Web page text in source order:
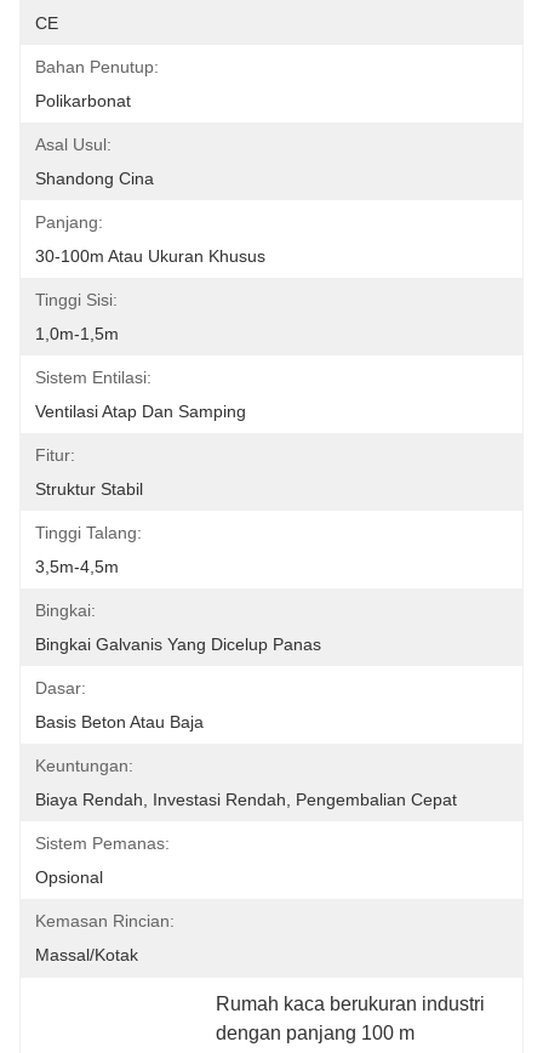
CE
Bahan Penutup:
Polikarbonat
Asal Usul:
Shandong Cina
Panjang:
30-100m Atau Ukuran Khusus
Tinggi Sisi:
1,0m-1,5m
Sistem Entilasi:
Ventilasi Atap Dan Samping
Fitur:
Struktur Stabil
Tinggi Talang:
3,5m-4,5m
Bingkai:
Bingkai Galvanis Yang Dicelup Panas
Dasar:
Basis Beton Atau Baja
Keuntungan:
Biaya Rendah, Investasi Rendah, Pengembalian Cepat
Sistem Pemanas:
Opsional
Kemasan Rincian:
Massal/Kotak
Rumah kaca berukuran industri
dengan panjang 100 m